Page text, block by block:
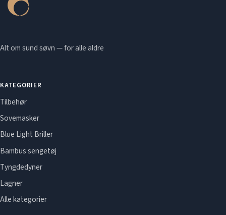
Alt om sund søvn — for alle aldre
KATEGORIER
Tilbehør
Sovemasker
Blue Light Briller
Bambus sengetøj
Tyngdedyner
Lagner
Alle kategorier